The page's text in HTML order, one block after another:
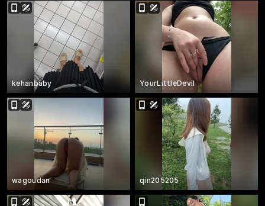
kehanbaby YourLittleDevil
wagoudan qin205205